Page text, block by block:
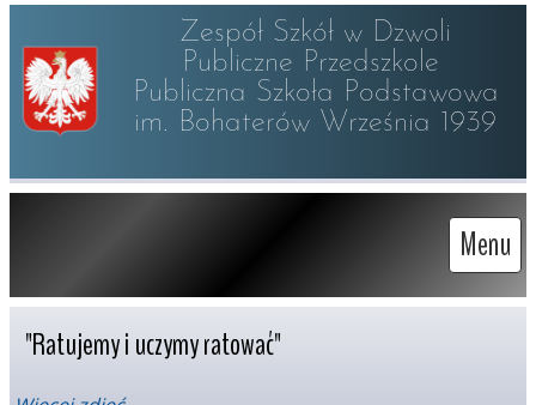
Zespół Szkół w Dzwoli
Publiczne Przedszkole
Publiczna Szkoła Podstawowa
im. Bohaterów Września 1939
Menu
"Ratujemy i uczymy ratować"